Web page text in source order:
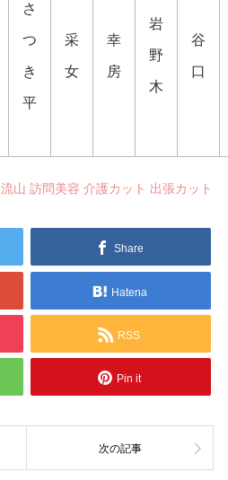
さ
つ
き
平
采
女
幸
房
岩
野
木
谷
口
流山 訪問美容 介護カット 出張カット
Share
Hatena
RSS
Pin it
次の記事